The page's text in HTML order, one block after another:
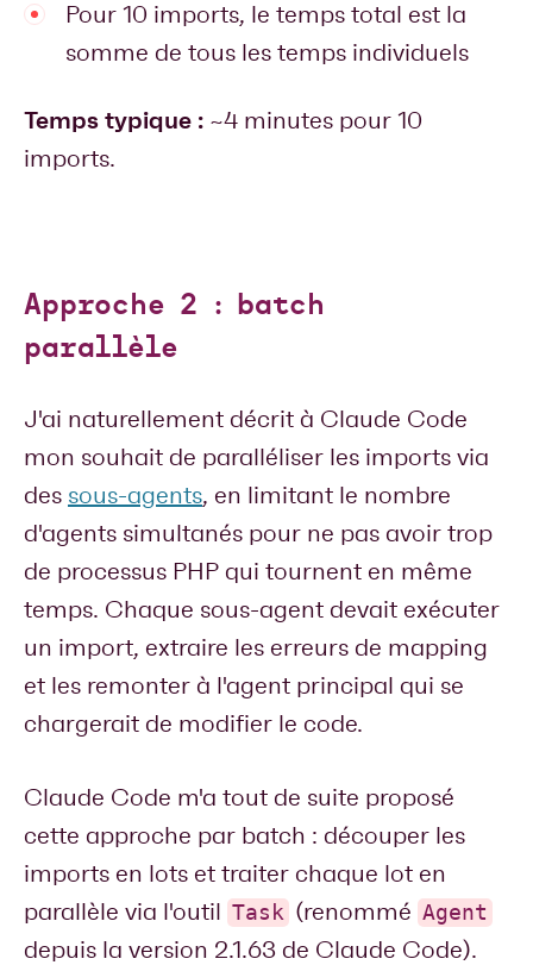
Pour 10 imports, le temps total est la
somme de tous les temps individuels
Temps typique : ~4 minutes pour 10
imports.
Approche 2 : batch
parallèle
J'ai naturellement décrit à Claude Code
mon souhait de paralléliser les imports via
des sous-agents, en limitant le nombre
d'agents simultanés pour ne pas avoir trop
de processus PHP qui tournent en même
temps. Chaque sous-agent devait exécuter
un import, extraire les erreurs de mapping
et les remonter à l'agent principal qui se
chargerait de modifier le code.
Claude Code m'a tout de suite proposé
cette approche par batch : découper les
imports en lots et traiter chaque lot en
parallèle via l'outil Task (renommé Agent
depuis la version 2.1.63 de Claude Code).